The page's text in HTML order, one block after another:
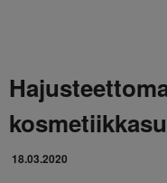
18.03.2020